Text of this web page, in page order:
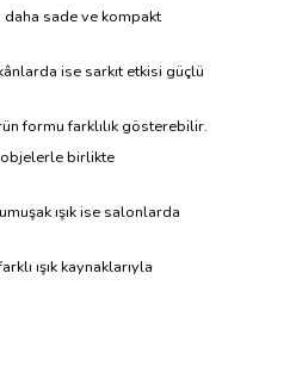
sade ve kompakt
ise sarkıt etkisi güçlü
formu farklılık gösterebilir.
birlikte
ışık ise salonlarda
ışık kaynaklarıyla